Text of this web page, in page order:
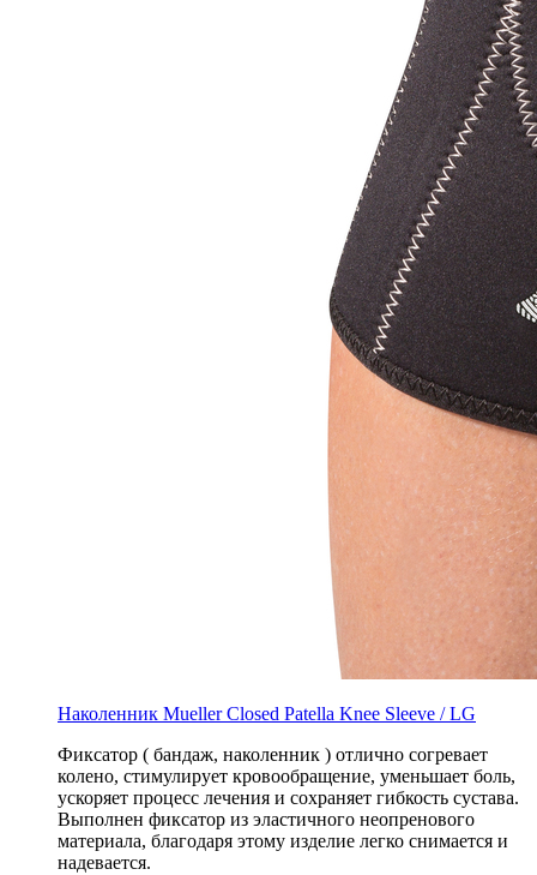
Наколенник Mueller Closed Patella Knee Sleeve / LG
Фиксатор ( бандаж, наколенник ) отлично согревает
колено, стимулирует кровообращение, уменьшает боль,
ускоряет процесс лечения и сохраняет гибкость сустава.
Выполнен фиксатор из эластичного неопренового
материала, благодаря этому изделие легко снимается и
надевается.